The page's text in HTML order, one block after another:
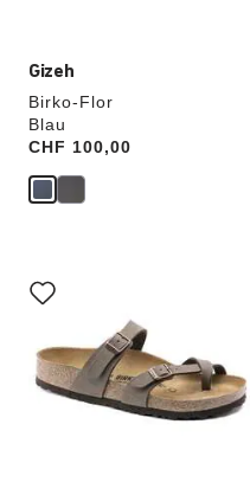
Gizeh
Birko-Flor
Blau
Price:
CHF 100,00
Anklicken
der
werden
die
Produktbilder
aktualisiert.